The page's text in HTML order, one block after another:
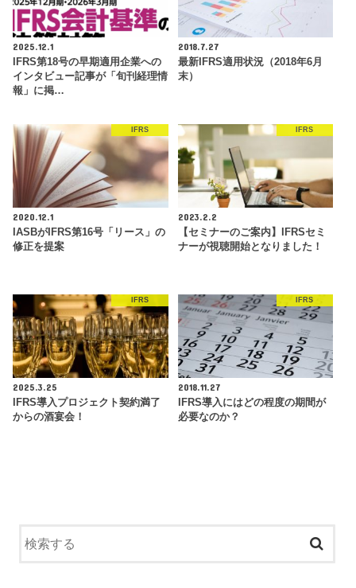
2025.12.1
IFRS第18号の早期適用企業への
インタビュー記事が「旬刊経理情
報」に掲…
2018.7.27
最新IFRS適用状況（2018年6月
末）
IFRS
2020.12.1
IASBがIFRS第16号「リース」の
修正を提案
IFRS
2023.2.2
【セミナーのご案内】IFRSセミ
ナーが視聴開始となりました！
IFRS
2025.3.25
IFRS導入プロジェクト契約満了
からの酒宴会！
IFRS
2018.11.27
IFRS導入にはどの程度の期間が
必要なのか？